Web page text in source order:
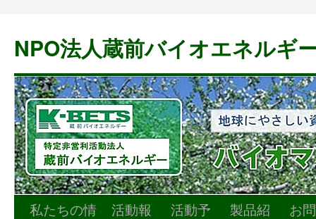
NPO法人蔵前バイオエネルギ
私たちの情
活動報
活動予
製品紹
お